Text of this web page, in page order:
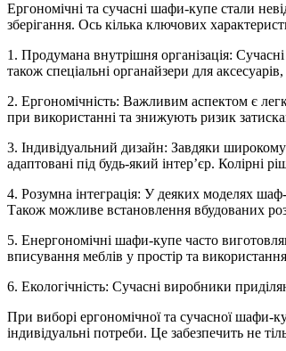
Ергономічні та сучасні шафи-купе стали
зберігання. Ось кілька ключових
1. Продумана внутрішня організація:
також спеціальні органайзери для
2. Ергономічність: Важливим аспектом є
при використанні та знижують ризик
3. Індивідуальний дизайн: Завдяки
адаптовані під будь-який інтер’єр.
4. Розумна інтеграція: У деяких моделях
Також можливе встановлення вбудованих
5. Енергономічні шафи-купе часто
вписування меблів у простір та
6. Екологічність: Сучасні виробники
При виборі ергономічної та сучасної шафи-
індивідуальні потреби. Це забезпечить не